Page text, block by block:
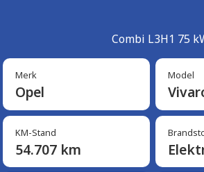
Combi L3H1 75
Merk
Opel
Model
KM-Stand
54.707 km